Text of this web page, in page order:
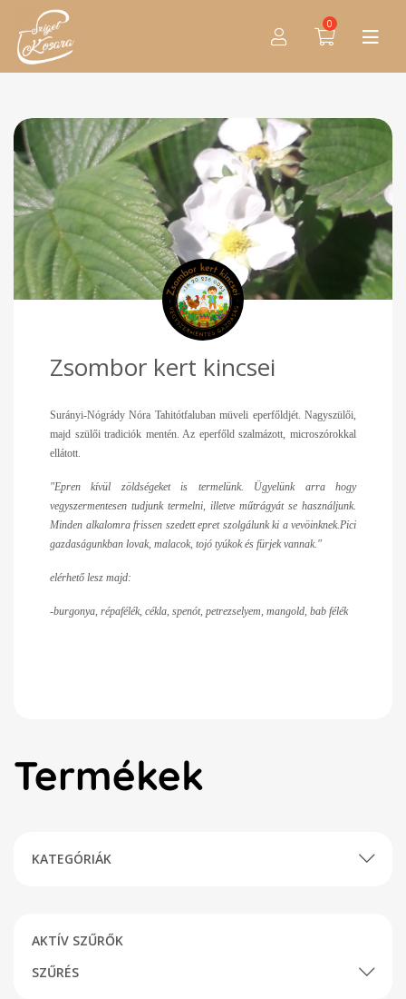
0
Zsombor kert kincsei
Surányi-Nógrády Nóra Tahitótfaluban müveli eperfőldjét. Nagyszülői,
majd szülői tradiciók mentén. Az eperfőld szalmázott, microszórokkal
ellátott.
"Epren kívül zöldségeket is termelünk. Ügyelünk arra hogy
vegyszermentesen tudjunk termelni, illetve műtrágyát se használjunk.
Minden alkalomra frissen szedett epret szolgálunk ki a vevöinknek.Pici
gazdaságunkban lovak, malacok, tojó tyúkok és fürjek vannak."
elérhető lesz majd:
-burgonya, répafélék, cékla, spenót, petrezselyem, mangold, bab félék
Termékek
KATEGÓRIÁK
AKTÍV SZŰRŐK
SZŰRÉS